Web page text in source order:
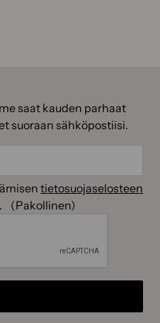
saat kauden parhaat
suoraan sähköpostiisi.
tietosuojaselosteen
(Pakollinen)